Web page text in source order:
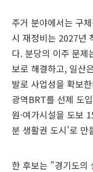
주거 분야에서는 구
시 재정비는 2027년
다. 분당의 이주 문제
보로 해결하고, 일산
발로 사업성을 확보
광역BRT를 선제 도
원·여가시설을 도보
분 생활권 도시'로 만
한 후보는 "경기도의